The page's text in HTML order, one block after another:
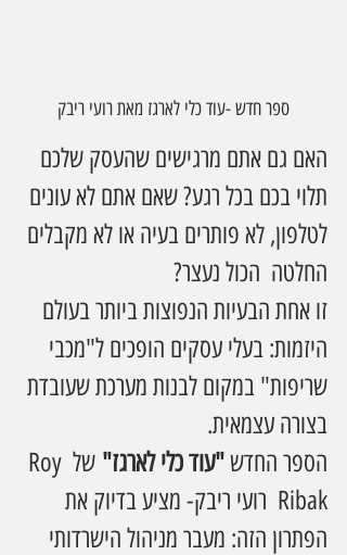
ספר חדש -עוד כלי לארגז מאת רועי ריבק
האם גם אתם מרגישים שהעסק שלכם
תלוי בכם בכל רגע? שאם אתם לא עונים
לטלפון, לא פותרים בעיה או לא מקבלים
החלטה  הכול נעצר?
זו אחת הבעיות הנפוצות ביותר בעולם
היזמות: בעלי עסקים הופכים ל"מכבי
שריפות" במקום לבנות מערכת שעובדת
בצורה עצמאית.
הספר החדש "עוד כלי לארגז"
של Roy
Ribak  רועי ריבק- מציע בדיוק את
הפתרון הזה: מעבר מניהול הישרדותי